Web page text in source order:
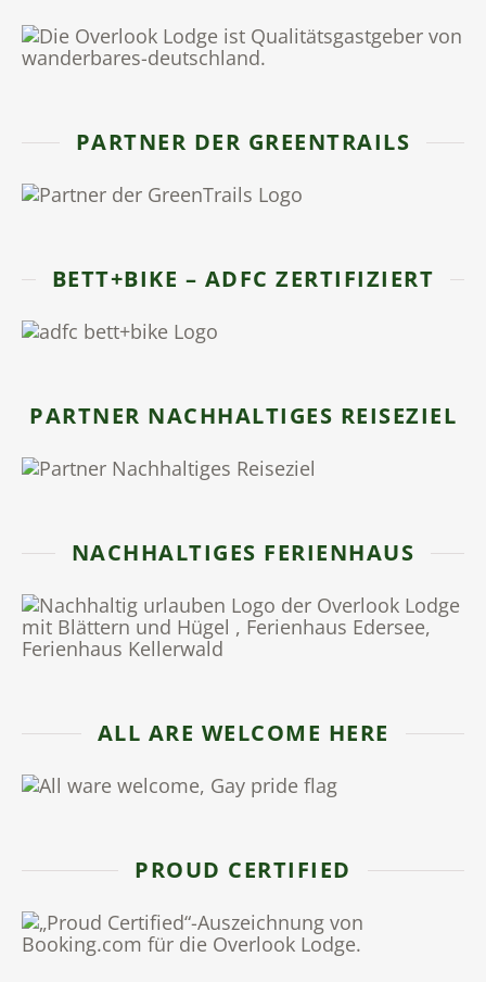
PARTNER DER GREENTRAILS
BETT+BIKE – ADFC ZERTIFIZIERT
PARTNER NACHHALTIGES REISEZIEL
NACHHALTIGES FERIENHAUS
ALL ARE WELCOME HERE
PROUD CERTIFIED